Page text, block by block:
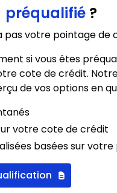
• 8.49%
mois
• 8.49%
mois
préqualifié ?
pas votre pointage de
si vous êtes
cote de crédit.
de vos options en
votre cote de crédit
basées sur